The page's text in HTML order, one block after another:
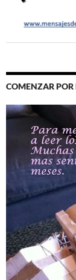
COMENZAR POR